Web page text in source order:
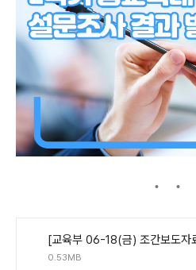
0.53MB